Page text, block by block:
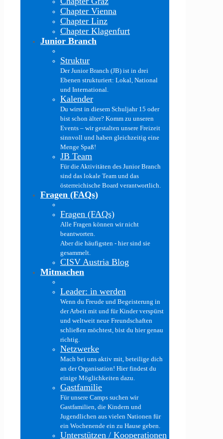
Chapter Vienna
Chapter Linz
Chapter Klagenfurt
Junior Branch
Struktur
Der Junior Branch (JB) ist in drei
Ebenen strukturiert: Lokal, National
und International.
Kalender
Du wirst in diesem Schuljahr 15 oder
bist schon älter? Komm zu unseren
Events – wir gestalten unsere Freizeit
sinnvoll und haben gleichzeitig eine
Menge Spaß!
JB Team
Für die Aktivitäten des Junior Branch
sind das lokale Team und das
österreichische Board verantwortlich.
Fragen (FAQs)
Fragen (FAQs)
Alle Fragen können wir nicht
beantworten.
Aber die häufigsten - hier sind sie
gesammelt.
CISV Austria Blog
Mitmachen
Leader: in werden
Wenn du Freude und Begeisterung in
der Arbeit mit und für Kinder verspürst
und weltweit neue Freundschaften
schließen möchtest, bist du hier genau
richtig.
Netzwerke
Mach bei uns aktiv mit, beteilige dich
an der Organisation! Hier findest du
einige Möglichkeiten dazu.
Gastfamilie
Für unsere Camps suchen wir
Gastfamilien, die Kindern und
Jugendlichen aus vielen Nationen für
ein Wochenende ein zu Hause geben.
Unterstützen / Kooperationen